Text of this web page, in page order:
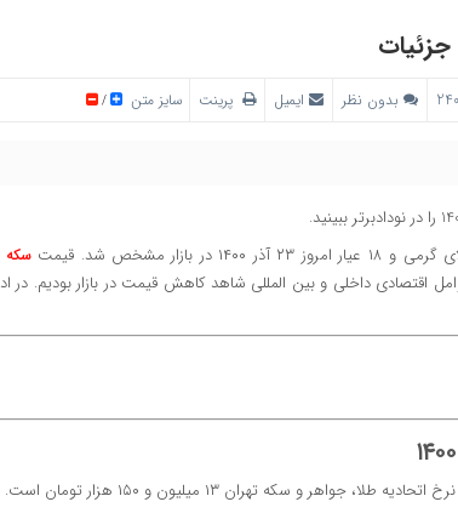
بر تداوم مسیر خدمت‌ رسانی با انسجام ملی
بدون نظر ایمیل پرینت سایز متن /
مشخص شد. قیمت سکه
اقتصادی داخلی و بین المللی شاهد کاهش قیمت در بازار بودیم. در
و سکه تهران ۱۳ میلیون و ۱۵۰ هزار تومان است.